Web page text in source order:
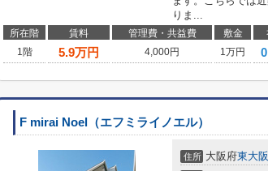
りま...
所在階 賃料 管理費・共益費 敷金
1階
5.9万円 4,000円 1万円
F mirai Noel（エフミライノエル）
住所 大阪府東大